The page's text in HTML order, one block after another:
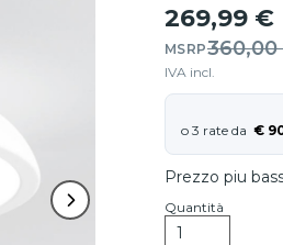
269,99 €
MSRP360,00
IVA incl.
€
Prezzo piu
Quantità